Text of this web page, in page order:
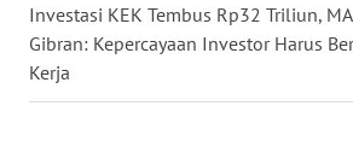
Investasi KEK Tembus Rp32 Triliun,
Gibran: Kepercayaan Investor Harus
Kerja
WN
KALTENG